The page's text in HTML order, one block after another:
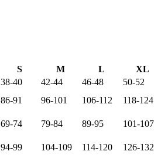
S M L
XL
38-40 42-44 46-48
50-52
86-91 96-101 106-112
118-124
69-74 79-84 89-95
101-107
94-99 104-109 114-120 126-132